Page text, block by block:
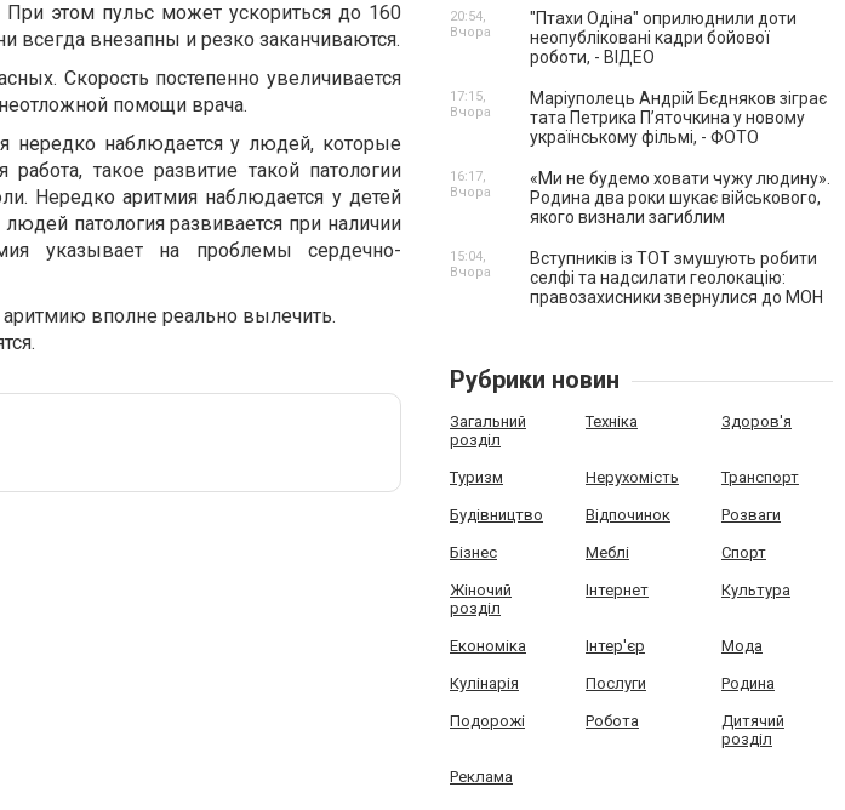
этом пульс может ускориться до 160
всегда внезапны и резко заканчиваются.
Скорость постепенно увеличивается
помощи врача.
наблюдается у людей, которые
такое развитие такой патологии
Нередко аритмия наблюдается у детей
патология развивается при наличии
указывает на проблемы сердечно-
вполне реально вылечить.
"Птахи Одіна" оприлюднили доти
неопубліковані кадри бойової
роботи, - ВІДЕО
20:54,
Вчора
Маріуполець Андрій Бєдняков зіграє
тата Петрика П’яточкина у новому
українському фільмі, - ФОТО
17:15,
Вчора
«Ми не будемо ховати чужу людину».
Родина два роки шукає військового,
якого визнали загиблим
16:17,
Вчора
Вступників із ТОТ змушують робити
селфі та надсилати геолокацію:
правозахисники звернулися до МОН
15:04,
Вчора
Рубрики новин
Загальний
розділ
Техніка Здоров'я
Туризм Нерухомість Транспорт
Будівництво Відпочинок Розваги
Бізнес Меблі Спорт
Жіночий
розділ
Інтернет Культура
Економіка Інтер'єр Мода
Кулінарія Послуги Родина
Подорожі Робота
Дитячий
розділ
Реклама